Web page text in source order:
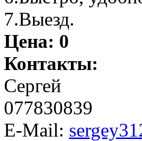
7.Выезд.
Цена: 0
Контакты:
Сергей
077830839
E-Mail: